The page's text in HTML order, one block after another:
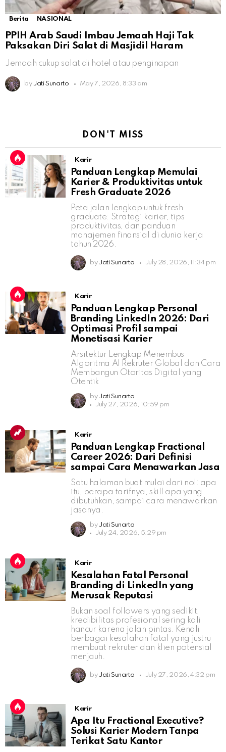
Berita NASIONAL
PPIH Arab Saudi Imbau Jemaah Haji Tak
Paksakan Diri Salat di Masjidil Haram
Jemaah cukup salat di hotel atau penginapan
by Jati Sunarto May 7, 2026, 8:33 am
DON'T MISS
Karir
Panduan Lengkap Memulai
Karier & Produktivitas untuk
Fresh Graduate 2026
Peta jalan lengkap untuk fresh
graduate: Strategi karier, tips
produktivitas, dan panduan
manajemen finansial di dunia kerja
tahun 2026.
by Jati Sunarto July 28, 2026, 11:34 pm
Karir
Panduan Lengkap Personal
Branding LinkedIn 2026: Dari
Optimasi Profil sampai
Monetisasi Karier
Arsitektur Lengkap Menembus
Algoritma AI Rekruter Global dan Cara
Membangun Otoritas Digital yang
Otentik
by Jati Sunarto
July 27, 2026, 10:59 pm
Karir
Panduan Lengkap Fractional
Career 2026: Dari Definisi
sampai Cara Menawarkan Jasa
Satu halaman buat mulai dari nol: apa
itu, berapa tarifnya, skill apa yang
dibutuhkan, sampai cara menawarkan
jasanya.
by Jati Sunarto
July 24, 2026, 5:29 pm
Karir
Kesalahan Fatal Personal
Branding di LinkedIn yang
Merusak Reputasi
Bukan soal followers yang sedikit,
kredibilitas profesional sering kali
hancur karena jalan pintas. Kenali
berbagai kesalahan fatal yang justru
membuat rekruter dan klien potensial
menjauh.
by Jati Sunarto July 27, 2026, 4:32 pm
Karir
Apa Itu Fractional Executive?
Solusi Karier Modern Tanpa
Terikat Satu Kantor